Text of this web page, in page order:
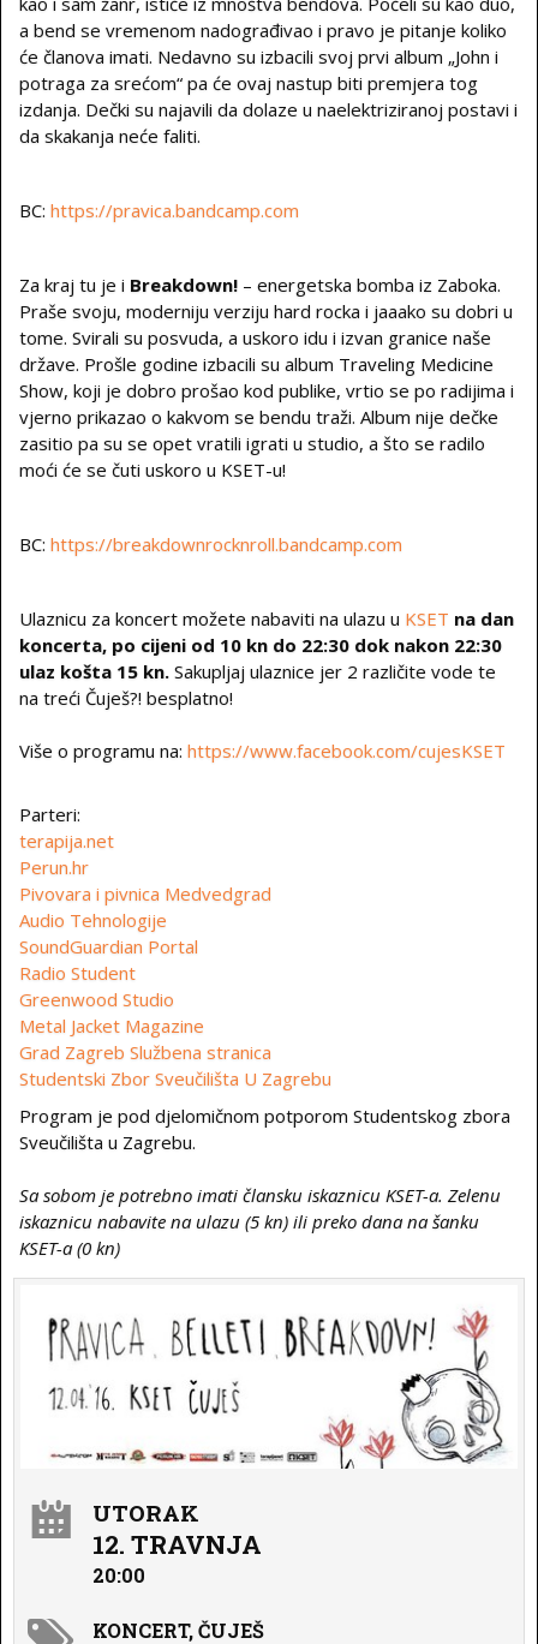
a bend se vremenom nadograđivao i pravo je pitanje koliko
će članova imati. Nedavno su izbacili svoj prvi album „John i
potraga za srećom“ pa će ovaj nastup biti premjera tog
izdanja. Dečki su najavili da dolaze u naelektriziranoj postavi i
da skakanja neće faliti.
BC: https://pravica.bandcamp.com
Za kraj tu je i Breakdown! – energetska bomba iz Zaboka.
Praše svoju, moderniju verziju hard rocka i jaaako su dobri u
tome. Svirali su posvuda, a uskoro idu i izvan granice naše
države. Prošle godine izbacili su album Traveling Medicine
Show, koji je dobro prošao kod publike, vrtio se po radijima i
vjerno prikazao o kakvom se bendu traži. Album nije dečke
zasitio pa su se opet vratili igrati u studio, a što se radilo
moći će se čuti uskoro u KSET-u!
BC: https://breakdownrocknroll.bandcamp.com
Ulaznicu za koncert možete nabaviti na ulazu u KSET na dan
koncerta, po cijeni od 10 kn do 22:30 dok nakon 22:30
ulaz košta 15 kn. Sakupljaj ulaznice jer 2 različite vode te
na treći Čuješ?! besplatno!
Više o programu na: https://www.facebook.com/cujesKSET
Parteri:
terapija.net
Perun.hr
Pivovara i pivnica Medvedgrad
Audio Tehnologije
SoundGuardian Portal
Radio Student
Greenwood Studio
Metal Jacket Magazine
Grad Zagreb Službena stranica
Studentski Zbor Sveučilišta U Zagrebu
Program je pod djelomičnom potporom Studentskog zbora
Sveučilišta u Zagrebu.
Sa sobom je potrebno imati člansku iskaznicu KSET-a. Zelenu
iskaznicu nabavite na ulazu (5 kn) ili preko dana na šanku
KSET-a (0 kn)
UTORAK
12. TRAVNJA
20:00
KONCERT, ČUJEŠ